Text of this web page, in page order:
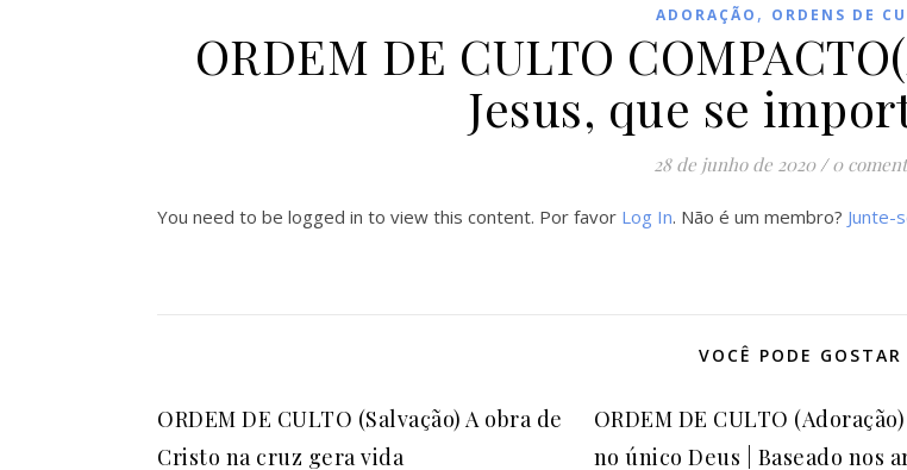
ADORAÇÃO , ORDENS DE
ORDEM DE CULTO
Jesus, que se
28 de junho de 2020 / 0
You need to be logged in to view this content. Por favor Log In. Não é um membro? Junte-
VOCÊ PODE GOSTAR
ORDEM DE CULTO (Salvação) A obra de
Cristo na cruz gera vida
ORDEM DE CULTO
no único Deus | Baseado nos